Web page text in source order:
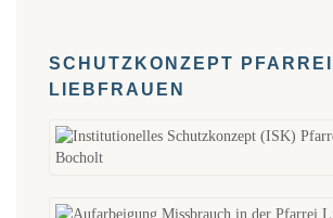
SCHUTZKONZEPT PFARREI
LIEBFRAUEN